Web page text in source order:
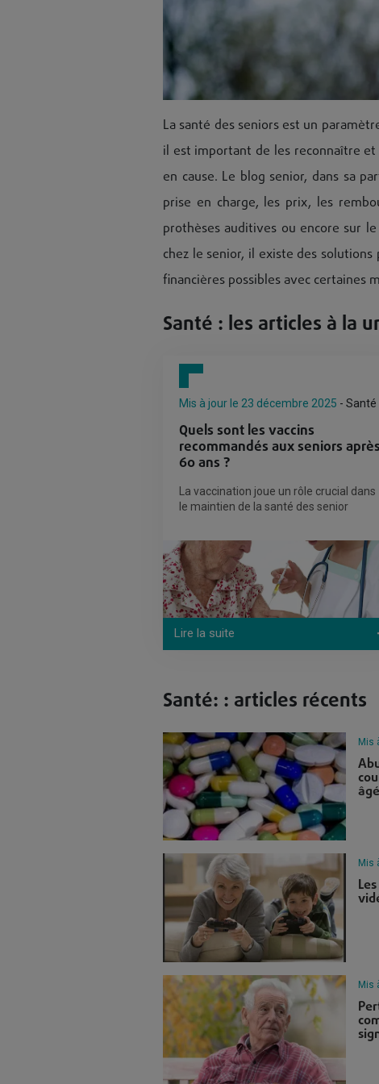
La santé des seniors est un
il est important de les reconnaître
en cause. Le blog senior, dans sa
prise en charge, les prix, les
prothèses auditives ou encore sur
chez le senior, il existe des
financières possibles avec certaines
Santé : les articles à la
Mis à jour le 23 décembre 2025 - Santé
Quels sont les vaccins
recommandés aux seniors après
60 ans ?
La vaccination joue un rôle crucial dans
le maintien de la santé des senior
Lire la suite
Santé: : articles récents
Mis
Mis
Mis